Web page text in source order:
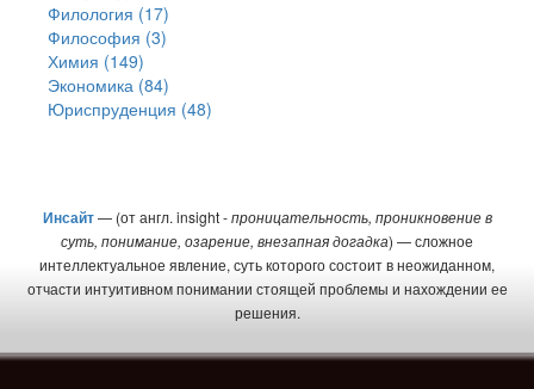
Филология (17)
Философия (3)
Химия (149)
Экономика (84)
Юриспруденция (48)
Инсайт — (от англ. insight -проницательность, проникновение в
суть, понимание, озарение, внезапная догадка) — сложное
интеллектуальное явление, суть которого состоит в неожиданном,
отчасти интуитивном понимании стоящей проблемы и нахождении ее
решения.